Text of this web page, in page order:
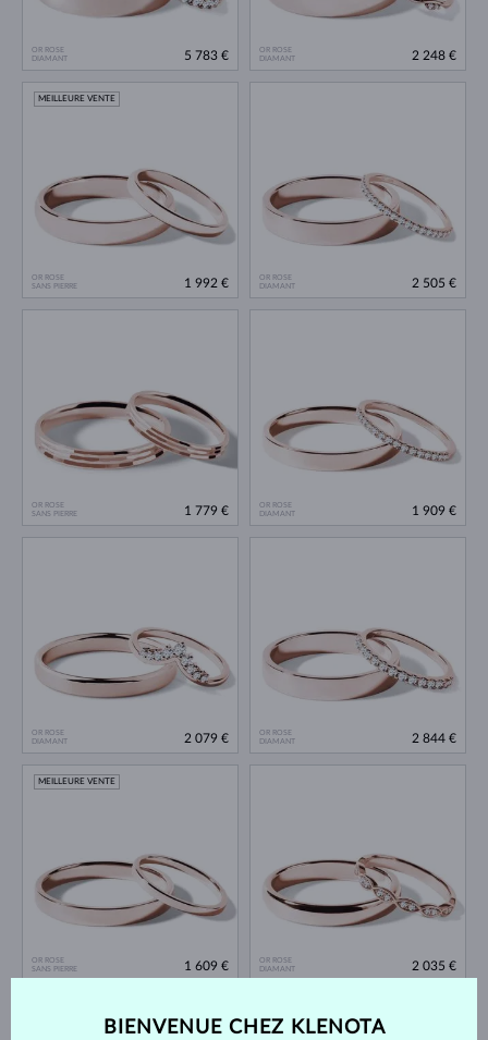
OR ROSE
DIAMANT
5 783 €
OR ROSE
DIAMANT
2 248 €
OR ROSE
SANS PIERRE
MEILLEURE VENTE
1 992 €
OR ROSE
DIAMANT
2 505 €
OR ROSE
SANS PIERRE
1 779 €
OR ROSE
DIAMANT
1 909 €
OR ROSE
DIAMANT
2 079 €
OR ROSE
DIAMANT
2 844 €
OR ROSE
SANS PIERRE
MEILLEURE VENTE
1 609 €
OR ROSE
DIAMANT
2 035 €
BIENVENUE CHEZ KLENOTA